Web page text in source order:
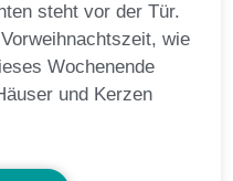
steht vor der Tür.
wie
Wochenende
und Kerzen